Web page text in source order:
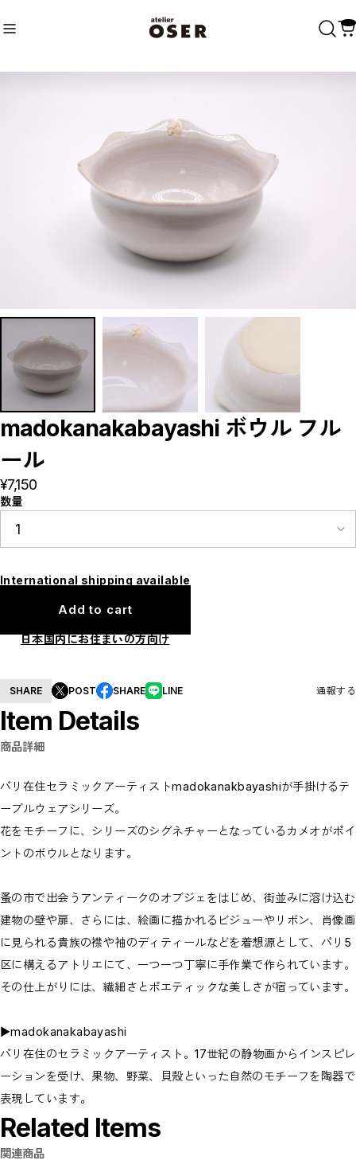
おすすめキーワード
商品カテゴリ
Decoration
Vintage
Accessary
Tableware
Home decoration
Brands
madokanakabayashi
CLOSE
madokanakabayashi ボウル フル
ール
¥7,150
数量
International shipping available
Add to cart
日本国内にお住まいの方向け
SHARE POST SHARE LINE 通報する
Item Details
商品詳細
パリ在住セラミックアーティストmadokanakbayashiが手掛けるテ
ーブルウェアシリーズ。
花をモチーフに、シリーズのシグネチャーとなっているカメオがポイ
ントのボウルとなります。
蚤の市で出会うアンティークのオブジェをはじめ、街並みに溶け込む
建物の壁や扉、さらには、絵画に描かれるビジューやリボン、肖像画
に見られる貴族の襟や袖のディティールなどを着想源として、パリ5
区に構えるアトリエにて、一つ一つ丁寧に手作業で作られています。
その仕上がりには、繊細さとポエティックな美しさが宿っています。
▶madokanakabayashi
パリ在住のセラミックアーティスト。17世紀の静物画からインスピレ
ーションを受け、果物、野菜、貝殻といった自然のモチーフを陶器で
表現しています。
Related Items
関連商品